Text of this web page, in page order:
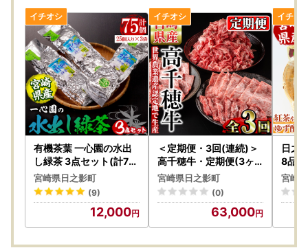
★＜令和7年産＞神々の里 高千穂郷ひのひかり掲載再開しま
した★
https://furunavi.jp/product_detail.aspx?pid=446317
★しめ縄掲載再開しました★
しめ縄のお礼品一覧はこちら
★乾椎茸肉厚どんこ掲載再開しました★
https://furunavi.jp/product_detail.aspx?pid=446316
https://furunavi.jp/product_detail.aspx?pid=1156315
https://furunavi.jp/product_detail.aspx?pid=1156319
＼日之影町を応援！／レビューを書いてあなたの気持ちを届
有機茶葉 一心園の水出
し緑茶 3点セット(計75
個・25個×3袋) お茶 緑
茶 茶 釜炒り茶 有機栽培
ティーバッグ 水出しオ
ーガニック 有機JAS認
証【IS007】【一心園】
宮崎県日之影町
(9)
12,000
＜定期便・3回(連続)＞
高千穂牛・定期便(3ヶ
月)【MT009】【JAみ
やざき 高千穂牛ミート
センター】
宮崎県日之影町
(0)
63,000
日之
8品)
影町
株)】
宮崎